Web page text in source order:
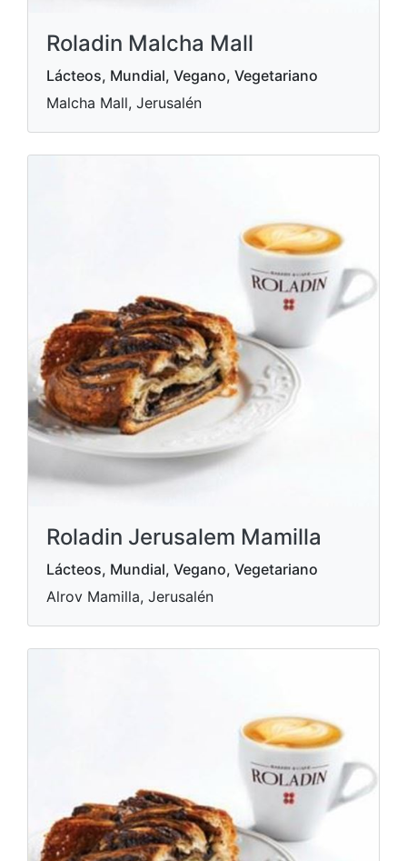
Roladin Malcha Mall
Lácteos, Mundial, Vegano, Vegetariano
Malcha Mall, Jerusalén
Roladin Jerusalem Mamilla
Lácteos, Mundial, Vegano, Vegetariano
Alrov Mamilla, Jerusalén